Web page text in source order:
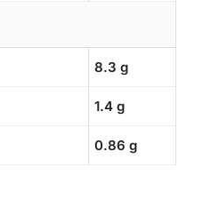
8.3 g
1.4 g
0.86 g